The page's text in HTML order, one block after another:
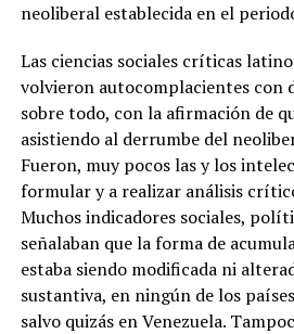
neoliberal establecida en el
Las ciencias sociales críticas
volvieron autocomplacientes con
sobre todo, con la afirmación de
asistiendo al derrumbe del
Fueron, muy pocos las y los
formular y a realizar análisis
Muchos indicadores sociales,
señalaban que la forma de
estaba siendo modificada ni
sustantiva, en ningún de los
salvo quizás en Venezuela.